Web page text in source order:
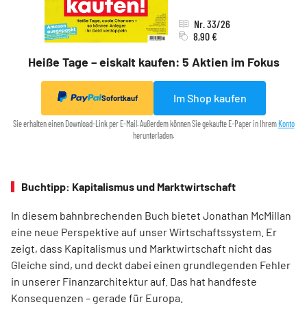
Heiße Tage – eiskalt kaufen: 5 Aktien im Fokus
Nr. 33/26
8,90 €
Sofortkauf Im Shop kaufen
Sie erhalten einen Download-Link per E-Mail. Außerdem können Sie gekaufte E-Paper in Ihrem Konto
herunterladen.
Buchtipp: Kapitalismus und Marktwirtschaft
In diesem bahnbrechenden Buch bietet Jonathan McMillan
eine neue Perspektive auf unser Wirtschaftssystem. Er
zeigt, dass Kapitalismus und Marktwirtschaft nicht das
Gleiche sind, und deckt dabei einen grundlegenden Fehler
in unserer Finanzarchitektur auf. Das hat handfeste
Konsequenzen – gerade für Europa.